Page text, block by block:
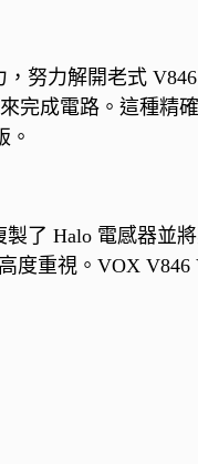
努力解開老式
完成電路。這種精
。
了 Halo 電感器並
度重視。VOX V846